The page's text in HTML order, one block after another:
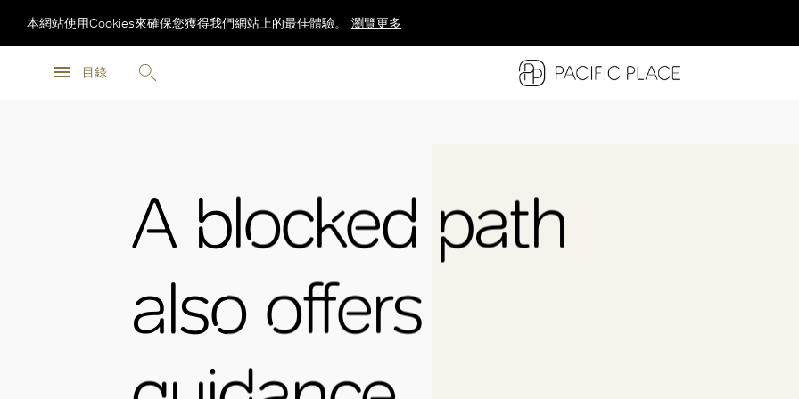
目錄
本網站使用Cookies來確保您獲得我們網站上的最佳體驗。 瀏覽更多
A blocked path
also offers